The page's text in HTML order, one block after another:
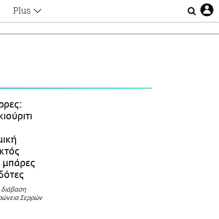
Plus
Οι Αθηναίοι
Απώλειες
μπάρες
διάβαση
Σερρών